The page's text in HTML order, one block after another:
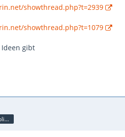
showthread.php?t=2939
showthread.php?t=1079
Ideen gibt
Mitglieder mit gewerblicher Verbindung, auch als Mitarbeiter/in